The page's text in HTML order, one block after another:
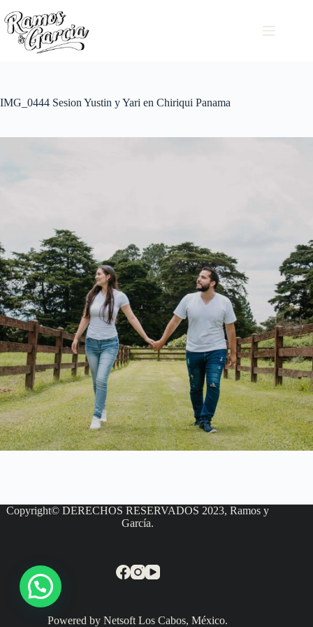
IMG_0444 Sesion Yustin y Yari en Chiriqui Panama
Copyright© DERECHOS RESERVADOS 2023, Ramos y
García.
Powered by Netsoft Los Cabos, México.